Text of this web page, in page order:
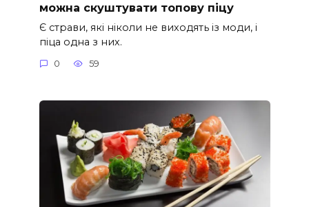
можна скуштувати топову піцу
Є страви, які ніколи не виходять із моди, і
піца одна з них.
0 59